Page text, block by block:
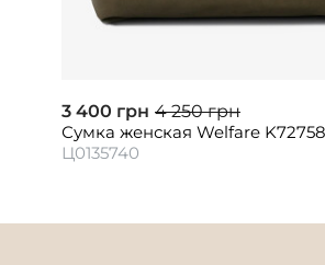
3 400 грн 4 250 грн
Сумка женская Welfare
Ц0135740